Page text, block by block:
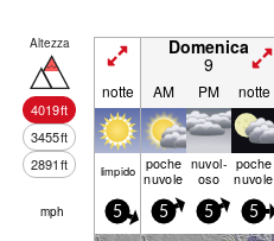
Altezza
4019ft
3455ft
2891ft
Domenica
9
notte AM PM notte
limp­ido poche
nuvole
nuvol-
oso
poche
nuvole
mph 5 5 5 5